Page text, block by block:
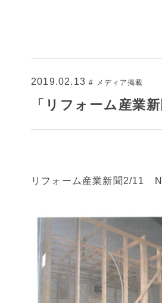
2019.02.13 メディア掲載
「リフォーム産業
リフォーム産業新聞2/11